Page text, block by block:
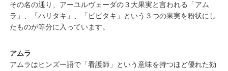
その名の通り、アーユルヴェーダの３大果実と言われる「アム
ラ」、「ハリタキ」、「ビビタキ」という３つの果実を粉状にし
たものが等分に入っています。
アムラ
アムラはヒンズー語で「看護師」という意味を持つほど優れた効